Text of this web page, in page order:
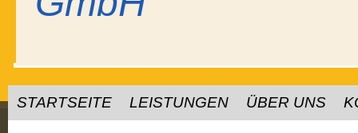
STARTSEITE LEISTUNGEN ÜBER UNS